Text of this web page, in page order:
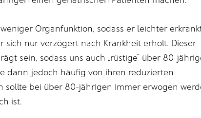
Organfunktion, sodass er leichter
sich nur verzögert nach Krankheit erholt. Dieser
sein, sodass uns auch „rüstige“ über 80-
dann jedoch häufig von ihren reduzierten
sollte bei über 80-jährigen immer erwogen
ist.